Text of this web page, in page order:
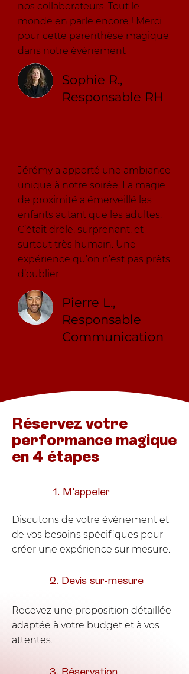
nos collaborateurs. Tout le
monde en parle encore ! Merci
pour cette parenthèse magique
dans notre événement
Sophie R.,
Responsable RH
Jérémy a apporté une ambiance
unique à notre soirée. La magie
de proximité a émerveillé les
enfants autant que les adultes.
C’était drôle, surprenant, et
surtout très humain. Une
expérience qu’on n’est pas prêts
d’oublier.
Pierre L.,
Responsable
Communication
Réservez votre
performance magique
en 4 étapes
1. M'appeler
Discutons de votre événement et
de vos besoins spécifiques pour
créer une expérience sur mesure.
2. Devis sur-mesure
Recevez une proposition détaillée
adaptée à votre budget et à vos
attentes.
3. Réservation